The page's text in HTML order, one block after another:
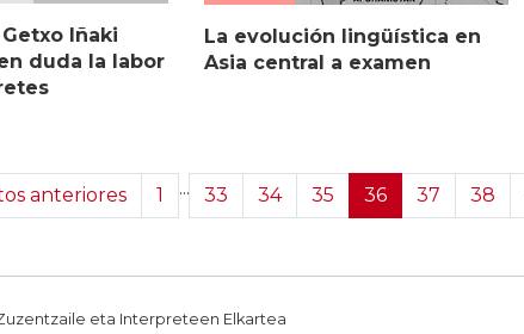
Iñaki
duda la labor
La evolución lingüística en
Asia central a examen
anteriores 1 ... 33 34 35 36 37 38
eta Interpreteen Elkartea